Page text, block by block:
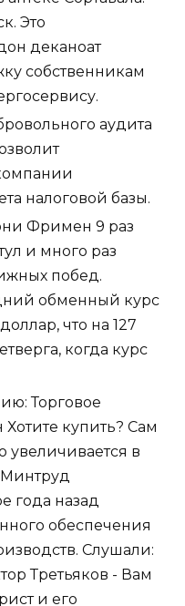
Это
деканоат
собственникам
аудита
налоговой базы.
Фримен 9 раз
и много раз
побед.
обменный курс
что на 127
когда курс
Торговое
купить? Сам
увеличивается в
года назад
обеспечения
Слушали:
Третьяков - Вам
и его